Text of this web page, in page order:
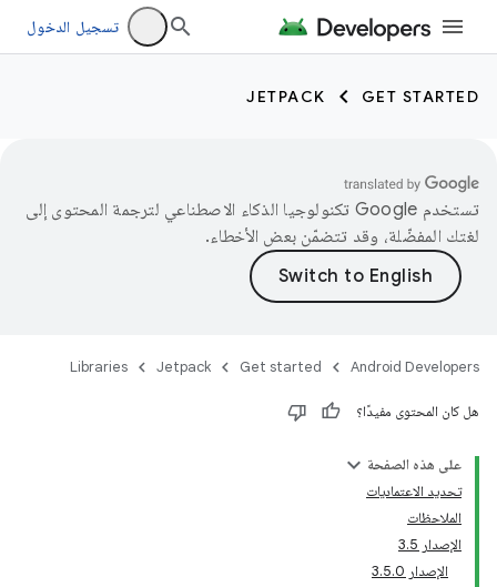
تسجيل الدخول
GET STARTED
JETPACK
تستخدم Google تكنولوجيا الذكاء الاصطناعي لترجمة المحتوى إلى
لغتك المفضّلة، وقد تتضمّن بعض الأخطاء.
Android Developers
Get started
Jetpack
Libraries
هل كان المحتوى مفيدًا؟
على هذه الصفحة
تحديد الاعتماديات
الملاحظات
الإصدار 3.5
الإصدار 3.5.0